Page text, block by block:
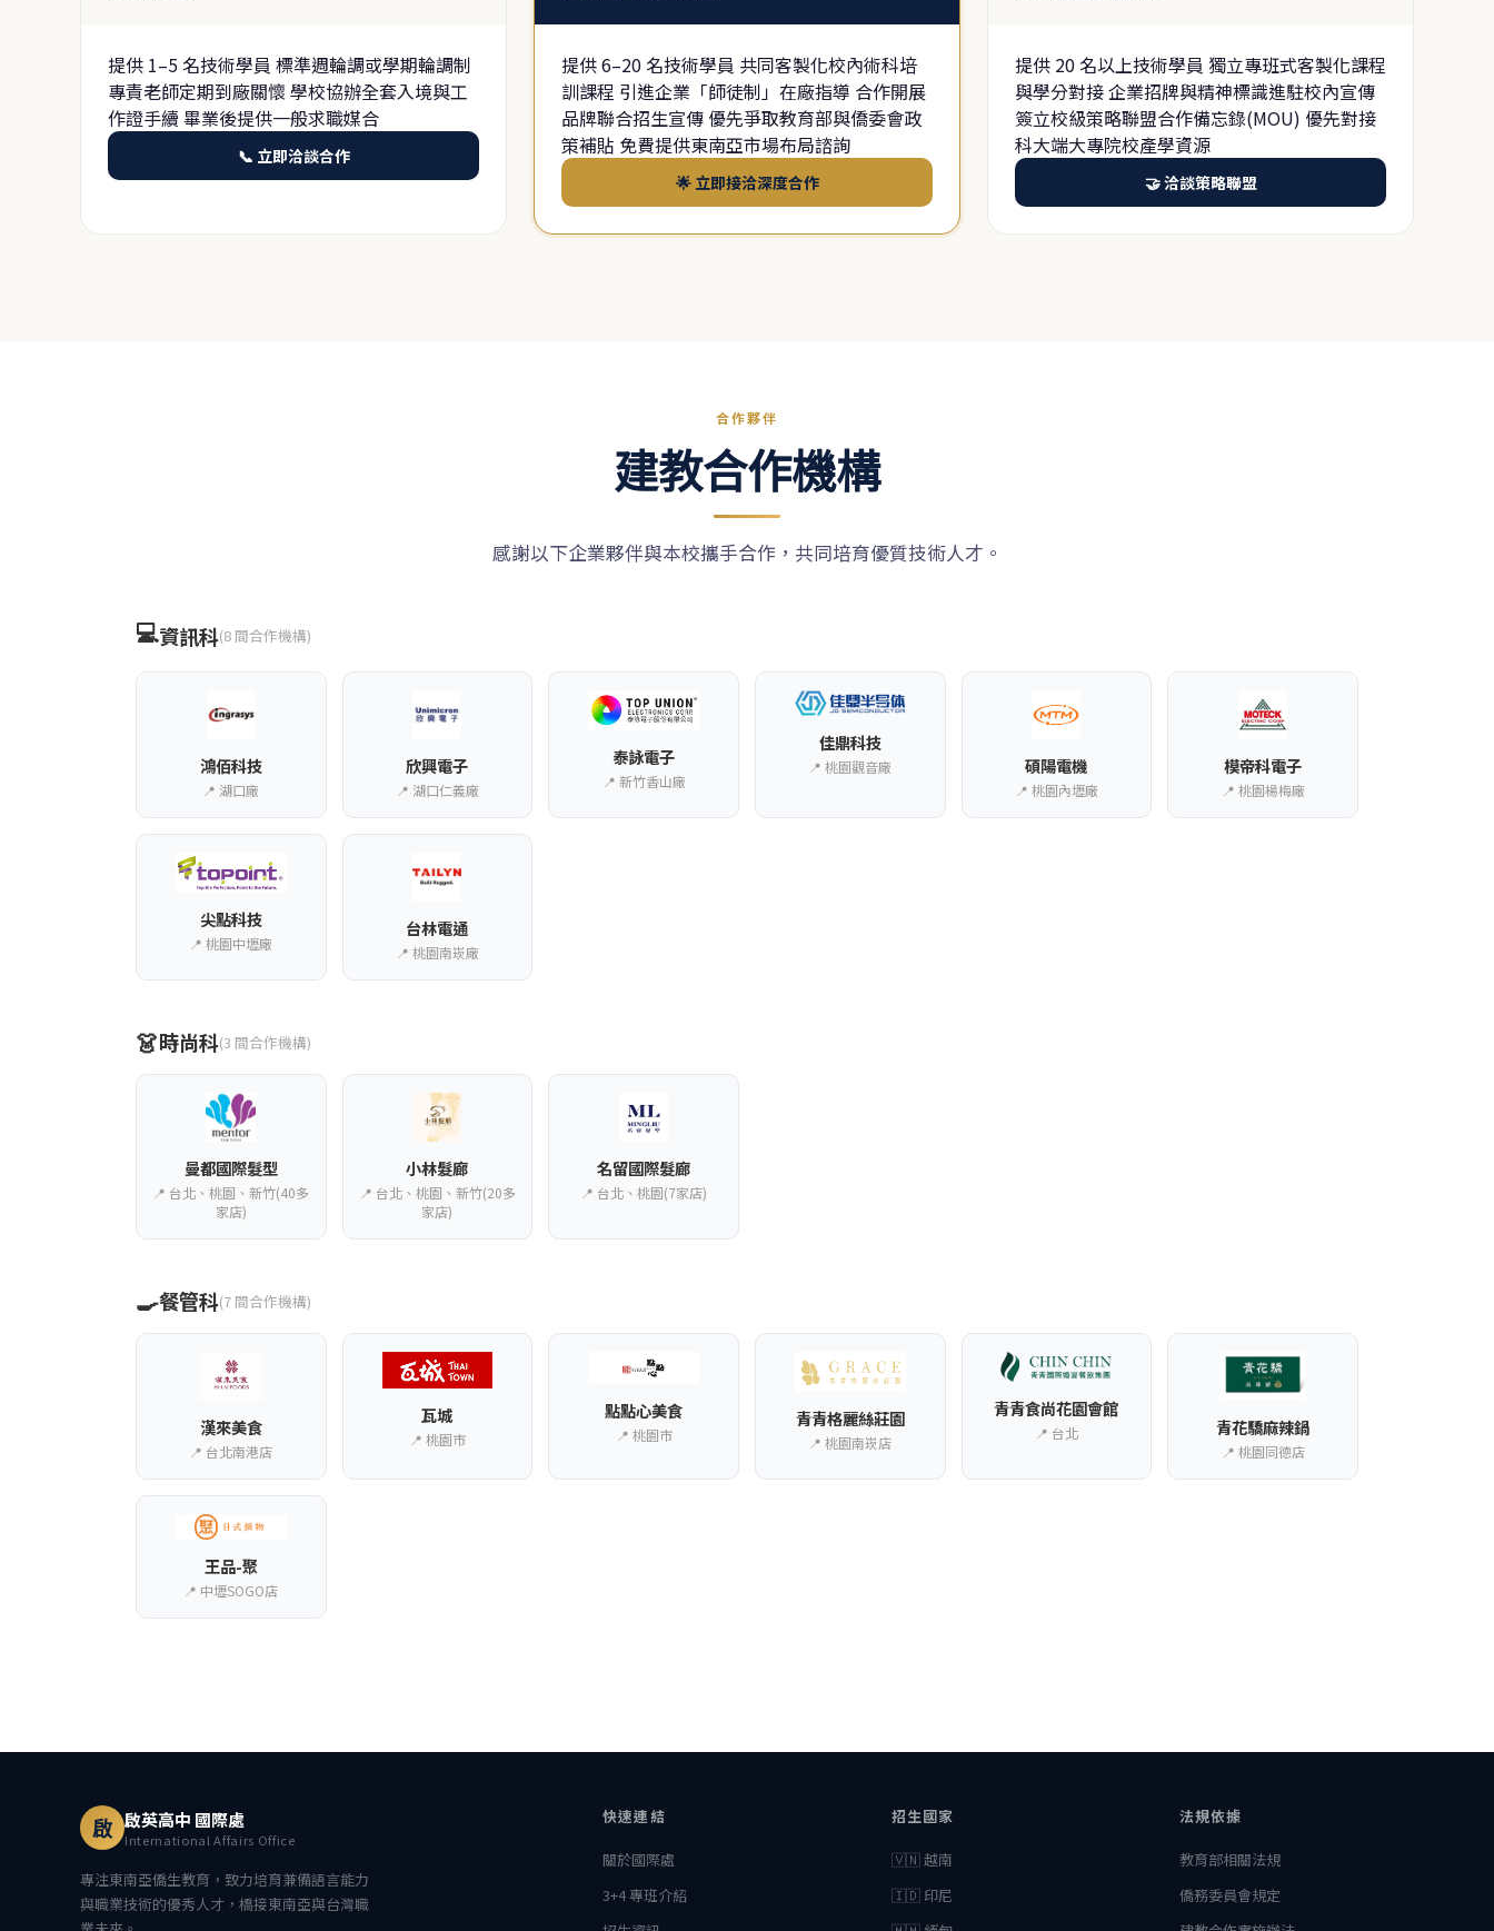
提供 1–5 名技術學員 標準週輪調或學期輪調制
專責老師定期到廠關懷 學校協辦全套入境與工
作證手續 畢業後提供一般求職媒合
📞 立即洽談合作
提供 6–20 名技術學員 共同客製化校內術科培
訓課程 引進企業「師徒制」在廠指導 合作開展
品牌聯合招生宣傳 優先爭取教育部與僑委會政
策補貼 免費提供東南亞市場布局諮詢
🌟 立即接洽深度合作
提供 20 名以上技術學員 獨立專班式客製化課程
與學分對接 企業招牌與精神標識進駐校內宣傳
簽立校級策略聯盟合作備忘錄(MOU) 優先對接
科大端大專院校產學資源
🤝 洽談策略聯盟
合作夥伴
建教合作機構
感謝以下企業夥伴與本校攜手合作，共同培育優質技術人才。
💻資訊科(8 間合作機構)
鴻佰科技
📍 湖口廠
欣興電子
📍 湖口仁義廠
泰詠電子
📍 新竹香山廠
佳鼎科技
📍 桃園觀音廠 碩陽電機
📍 桃園內壢廠
模帝科電子
📍 桃園楊梅廠
尖點科技
📍 桃園中壢廠
台林電通
📍 桃園南崁廠
👗時尚科(3 間合作機構)
曼都國際髮型
📍 台北、桃園、新竹(40多
家店)
小林髮廊
📍 台北、桃園、新竹(20多
家店)
名留國際髮廊
📍 台北、桃園(7家店)
🍳餐管科(7 間合作機構)
漢來美食
📍 台北南港店
瓦城
📍 桃園市
點點心美食
📍 桃園市
青青格麗絲莊園
📍 桃園南崁店
青青食尚花園會館
📍 台北 青花驕麻辣鍋
📍 桃園同德店
王品-聚
📍 中壢SOGO店
啟 啟英高中 國際處
International Affairs Office
專注東南亞僑生教育，致力培育兼備語言能力
與職業技術的優秀人才，橋接東南亞與台灣職
快速連結
關於國際處
3+4 專班介紹
招生國家
🇻🇳 越南
🇮🇩 印尼
法規依據
教育部相關法規
僑務委員會規定